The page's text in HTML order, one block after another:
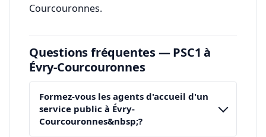
Courcouronnes.
Questions fréquentes — PSC1 à
Évry-Courcouronnes
Formez-vous les agents d'accueil d'un
service public à Évry-
Courcouronnes&nbsp;?